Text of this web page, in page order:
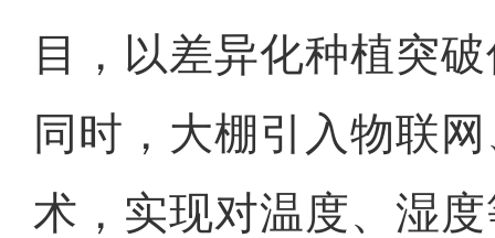
目，以差异化种植突
同时，大棚引入物联
术，实现对温度、湿